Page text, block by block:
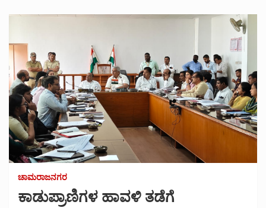
ಚಾಮರಾಜನಗರ
ಕಾಡುಪ್ರಾಣಿಗಳ ಹಾವಳಿ ತಡೆಗೆ